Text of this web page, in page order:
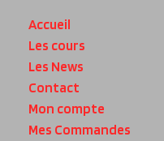
Accueil
Les cours
Les News
Contact
Mon compte
Mes Commandes